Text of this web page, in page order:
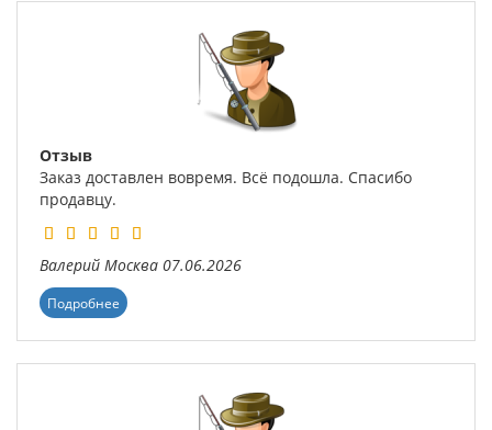
Отзыв
Заказ доставлен вовремя. Всё подошла. Спасибо
продавцу.
Валерий Москва 07.06.2026
Подробнее